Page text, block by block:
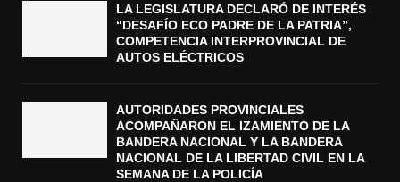
LA LEGISLATURA DECLARÓ DE INTERÉS
“DESAFÍO ECO PADRE DE LA PATRIA”,
COMPETENCIA INTERPROVINCIAL DE
AUTOS ELÉCTRICOS
AUTORIDADES PROVINCIALES
ACOMPAÑARON EL IZAMIENTO DE LA
BANDERA NACIONAL Y LA BANDERA
NACIONAL DE LA LIBERTAD CIVIL EN LA
SEMANA DE LA POLICÍA